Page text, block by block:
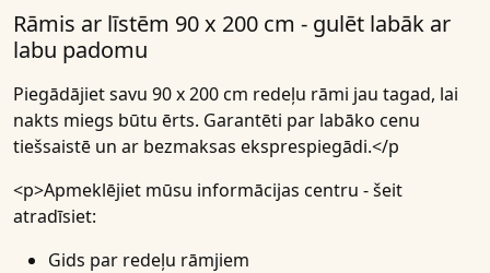
Rāmis ar līstēm 90 x 200 cm - gulēt labāk ar
labu padomu
Piegādājiet savu 90 x 200 cm redeļu rāmi jau tagad, lai
nakts miegs būtu ērts. Garantēti par labāko cenu
tiešsaistē un ar bezmaksas eksprespiegādi.</p
<p>Apmeklējiet mūsu informācijas centru - šeit
atradīsiet:
Gids par redeļu rāmjiem